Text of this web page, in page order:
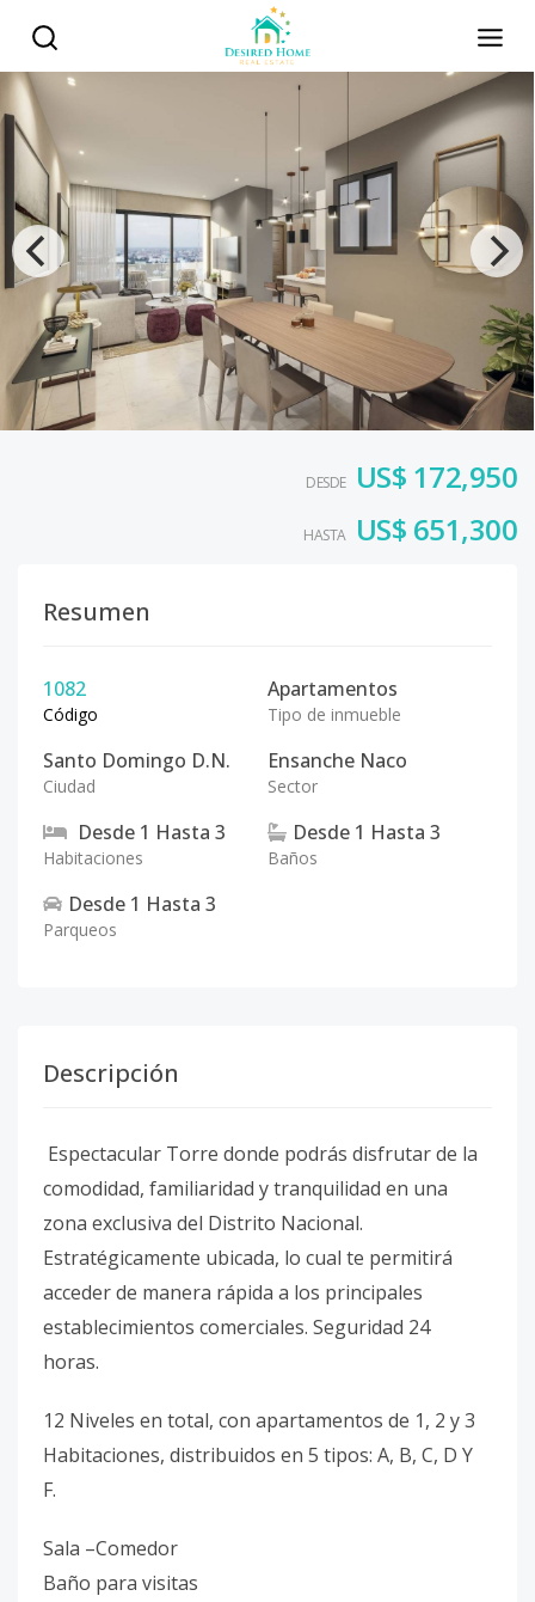
DESDE US$ 172,950
HASTA US$ 651,300
Resumen
1082
Código
Apartamentos
Tipo de inmueble
Santo Domingo D.N.
Ciudad
Ensanche Naco
Sector
Desde 1 Hasta 3
Habitaciones
Desde 1 Hasta 3
Baños
Desde 1 Hasta 3
Parqueos
Descripción
Espectacular Torre donde podrás disfrutar de la
comodidad, familiaridad y tranquilidad en una
zona exclusiva del Distrito Nacional.
Estratégicamente ubicada, lo cual te permitirá
acceder de manera rápida a los principales
establecimientos comerciales. Seguridad 24
horas.
12 Niveles en total, con apartamentos de 1, 2 y 3
Habitaciones, distribuidos en 5 tipos: A, B, C, D Y
F.
Sala –Comedor
Baño para visitas